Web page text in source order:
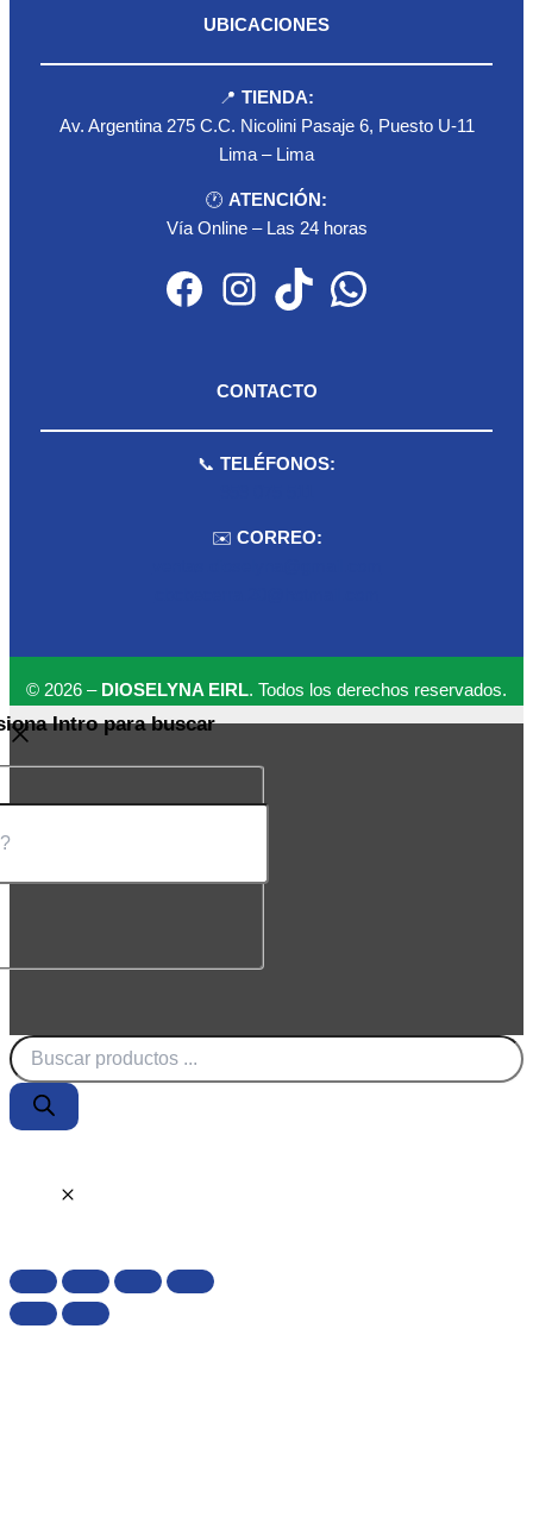
UBICACIONES
📍 TIENDA:
Av. Argentina 275 C.C. Nicolini Pasaje 6, Puesto U-11
Lima – Lima
🕐 ATENCIÓN:
Vía Online – Las 24 horas
Facebook Instagram TikTok WhatsApp
CONTACTO
📞 TELÉFONOS:
✉️ CORREO:
© 2026 – DIOSELYNA EIRL. Todos los derechos reservados.
Intro para buscar
Búsqueda
de
productos